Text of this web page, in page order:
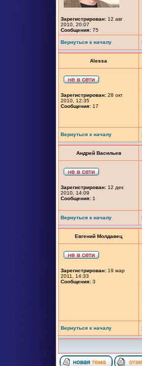
Зарегистрирован: 12 авг
2010, 20:07
Сообщения: 75
Вернуться к началу
Alessa
Зарегистрирован: 28 окт
2010, 12:35
Сообщения: 17
Вернуться к началу
Андрей Васильев
Зарегистрирован: 12 дек
2010, 14:09
Сообщения: 1
Вернуться к началу
Евгений Молдавец
Зарегистрирован: 19 мар
2011, 14:33
Сообщения: 3
Вернуться к началу